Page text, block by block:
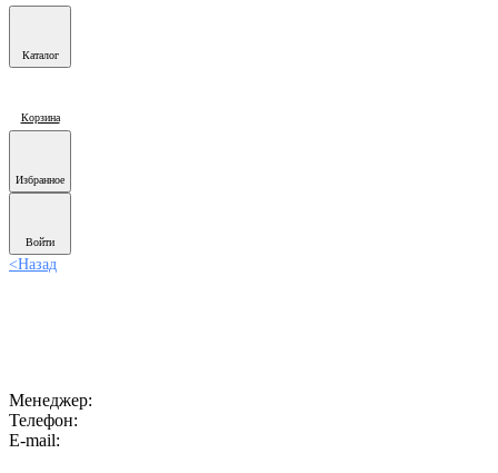
Каталог
Корзина
Избранное
Войти
<Назад
Менеджер:
Телефон:
E-mail: